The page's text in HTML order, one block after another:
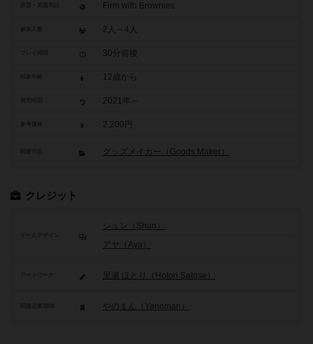
Firm with Brownies
参加人数 2人～4人
30分前後
12歳から
2021年～
参考価格 2,200円
関連作品 グッズメイカー（Goods Maker）
クレジット
ゲームデザイン
シュン（Shun）
アヤ（Aya）
アートワーク 里瀬 ほとり（Hotori Satose）
やのまん（Yanoman）